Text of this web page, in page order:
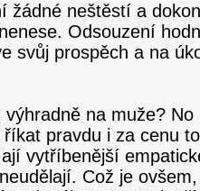
žádné neštěstí a
Odsouzení
svůj prospěch a na
na muže?
pravdu i za cenu
vytříbenější
Což je